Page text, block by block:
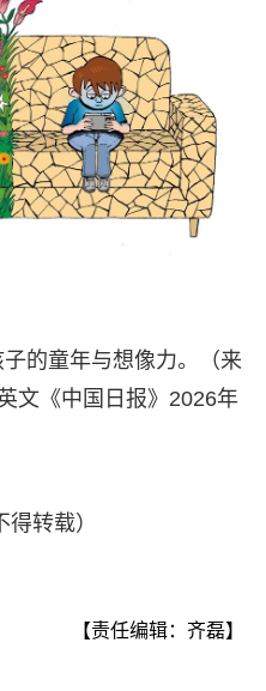
的童年与想像力。（来
文《中国日报》2026年
转载）
【责任编辑：齐磊】